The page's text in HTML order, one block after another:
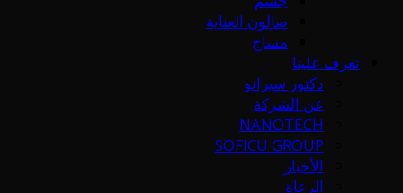
صالون العناية
مساج
تعرف علينا
دكتور سيرانو
عن الشركة
NANOTECH
SOFICU GROUP
الأخبار
الرعاة